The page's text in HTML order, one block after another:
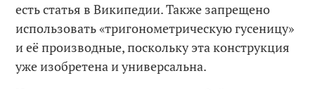
есть статья в Википедии. Также запрещено
использовать «тригонометрическую гусеницу»
и её производные, поскольку эта конструкция
уже изобретена и универсальна.